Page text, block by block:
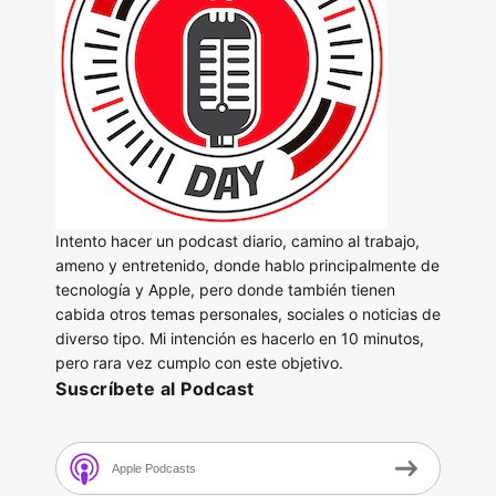
Intento hacer un podcast diario, camino al trabajo,
ameno y entretenido, donde hablo principalmente de
tecnología y Apple, pero donde también tienen
cabida otros temas personales, sociales o noticias de
diverso tipo. Mi intención es hacerlo en 10 minutos,
pero rara vez cumplo con este objetivo.
Suscríbete al Podcast
Apple Podcasts